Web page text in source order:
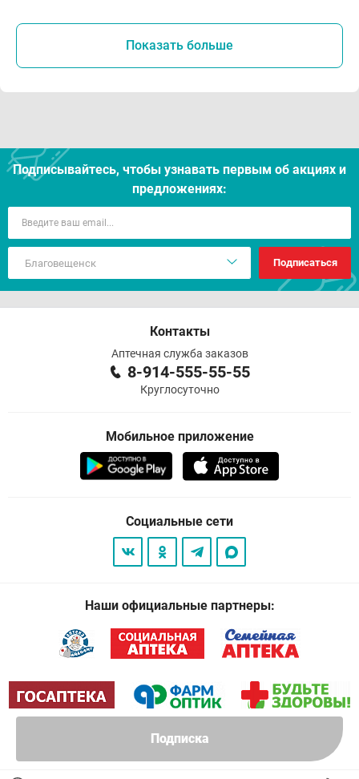
Подписка
Показать больше
Подписывайтесь, чтобы узнавать первым об акцияx и
предложениях:
Подписаться
Контакты
Аптечная служба заказов
8-914-555-55-55
Круглосуточно
Мобильное приложение
Социальные сети
Наши официальные партнеры: